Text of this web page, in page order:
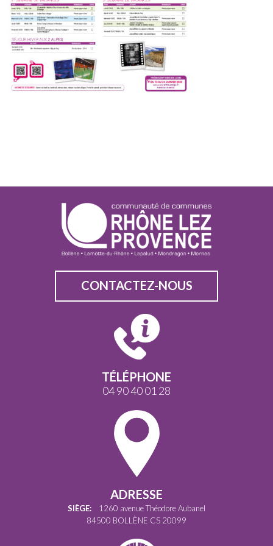
CONTACTEZ-NOUS
TÉLÉPHONE
04 90 40 01 28
ADRESSE
SIÈGE: 1260 avenue Théodore Aubanel
84500 BOLLÈNE CS 20099